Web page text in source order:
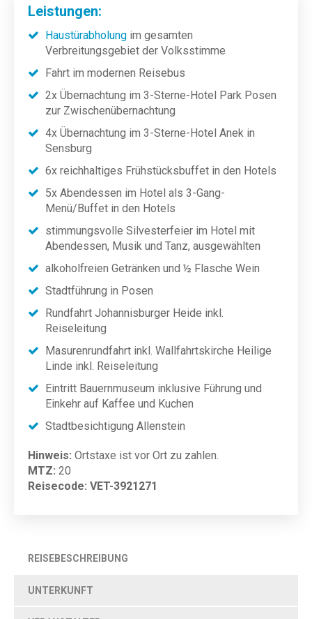
Leistungen:
Haustürabholung im gesamten
Verbreitungsgebiet der Volksstimme
Fahrt im modernen Reisebus
2x Übernachtung im 3-Sterne-Hotel Park Posen
zur Zwischenübernachtung
4x Übernachtung im 3-Sterne-Hotel Anek in
Sensburg
6x reichhaltiges Frühstücksbuffet in den Hotels
5x Abendessen im Hotel als 3-Gang-
Menü/Buffet in den Hotels
stimmungsvolle Silvesterfeier im Hotel mit
Abendessen, Musik und Tanz, ausgewählten
alkoholfreien Getränken und ½ Flasche Wein
Stadtführung in Posen
Rundfahrt Johannisburger Heide inkl.
Reiseleitung
Masurenrundfahrt inkl. Wallfahrtskirche Heilige
Linde inkl. Reiseleitung
Eintritt Bauernmuseum inklusive Führung und
Einkehr auf Kaffee und Kuchen
Stadtbesichtigung Allenstein
Hinweis: Ortstaxe ist vor Ort zu zahlen.
MTZ: 20
Reisecode: VET-3921271
REISEBESCHREIBUNG
UNTERKUNFT